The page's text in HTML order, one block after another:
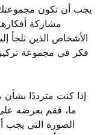
يجب أن تكون مجموعتك
مشاركة
الأشخاص الذين تلجأ
فكر في مجموعة تركيز
إذا كنت مترددًا
ما، فقم بعرضه
الصورة التي